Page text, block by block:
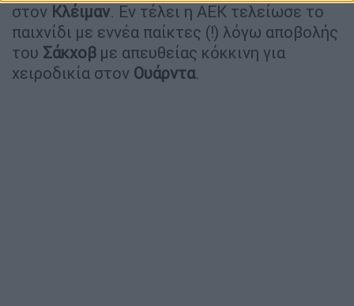
στον Κλέιμαν. Εν τέλει η ΑΕΚ τελείωσε το
παιχνίδι με εννέα παίκτες (!) λόγω αποβολής
του Σάκχοβ με απευθείας κόκκινη για
χειροδικία στον Ουάρντα.